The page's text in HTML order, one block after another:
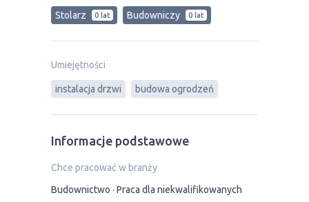
Stolarz 0 lat Budowniczy 0 lat
Umiejętności
instalacja drzwi budowa ogrodzeń
Informacje podstawowe
Chce pracować w branży
Budownictwo
Praca dla niekwalifikowanych